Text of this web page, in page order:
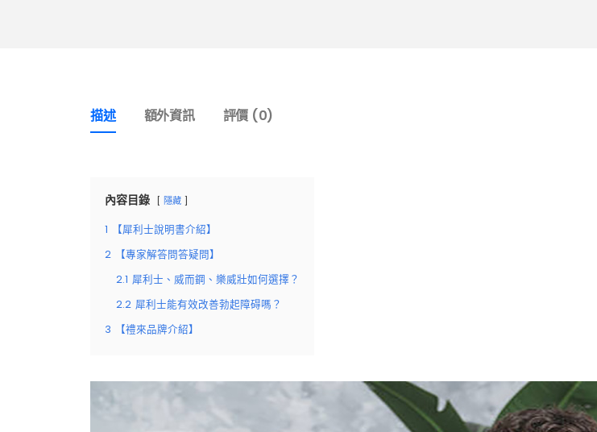
描述 額外資訊 評價 (0)
內容目錄 隱藏
1
【犀利士說明書介紹】
2
【專家解答問答疑問】
2.1 犀利士、威而鋼、樂威壯如何選擇？
2.2 犀利士能有效改善勃起障碍嗎？
3
【禮來品牌介紹】